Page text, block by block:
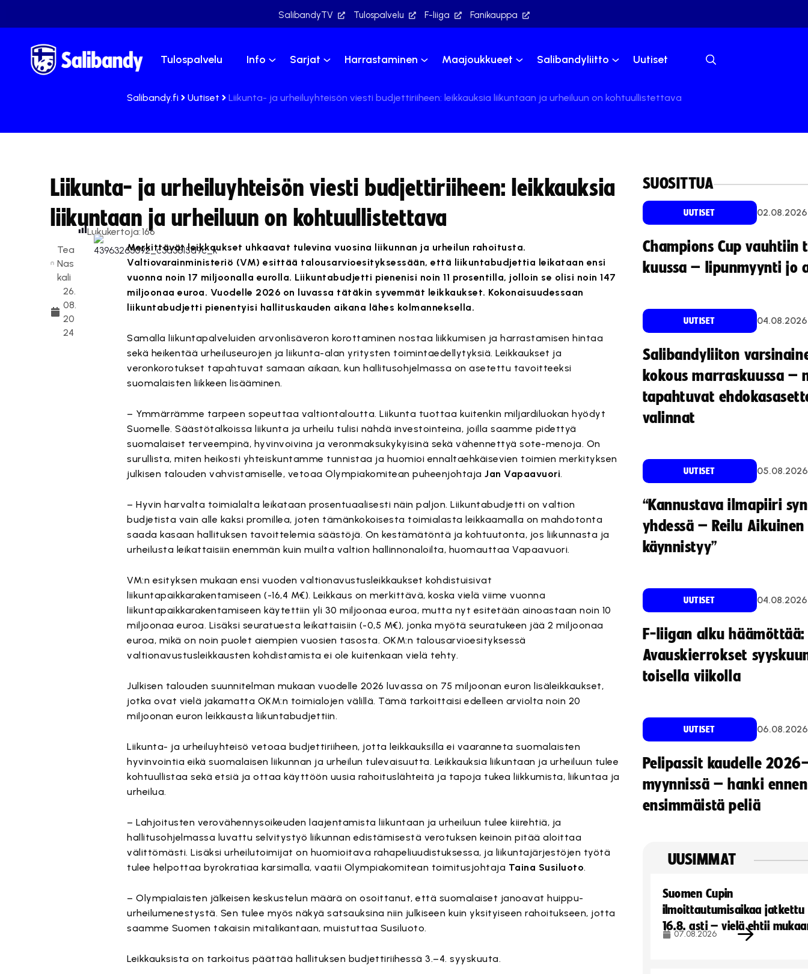
SalibandyTV Tulospalvelu F-liiga Fanikauppa
Tulospalvelu Info Sarjat Harrastaminen Maajoukkueet Salibandyliitto Uutiset
Salibandy.fi Uutiset Liikunta- ja urheiluyhteisön viesti budjettiriiheen: leikkauksia liikuntaan ja urheiluun on kohtuullistettava
Liikunta- ja urheiluyhteisön viesti budjettiriiheen: leikkauksia
liikuntaan ja urheiluun on kohtuullistettava
Tea
Nas
kali
26.
08.
20
24
Lukukertoja:166
Merkittävät leikkaukset uhkaavat tulevina vuosina liikunnan ja urheilun rahoitusta.
Valtiovarainministeriö (VM) esittää talousarvioesityksessään, että liikuntabudjettia leikataan ensi
vuonna noin 17 miljoonalla eurolla. Liikuntabudjetti pienenisi noin 11 prosentilla, jolloin se olisi noin 147
miljoonaa euroa. Vuodelle 2026 on luvassa tätäkin syvemmät leikkaukset. Kokonaisuudessaan
liikuntabudjetti pienentyisi hallituskauden aikana lähes kolmanneksella.
Samalla liikuntapalveluiden arvonlisäveron korottaminen nostaa liikkumisen ja harrastamisen hintaa
sekä heikentää urheiluseurojen ja liikunta-alan yritysten toimintaedellytyksiä. Leikkaukset ja
veronkorotukset tapahtuvat samaan aikaan, kun hallitusohjelmassa on asetettu tavoitteeksi
suomalaisten liikkeen lisääminen.
– Ymmärrämme tarpeen sopeuttaa valtiontaloutta. Liikunta tuottaa kuitenkin miljardiluokan hyödyt
Suomelle. Säästötalkoissa liikunta ja urheilu tulisi nähdä investointeina, joilla saamme pidettyä
suomalaiset terveempinä, hyvinvoivina ja veronmaksukykyisinä sekä vähennettyä sote-menoja. On
surullista, miten heikosti yhteiskuntamme tunnistaa ja huomioi ennaltaehkäisevien toimien merkityksen
julkisen talouden vahvistamiselle, vetoaa Olympiakomitean puheenjohtajaJan Vapaavuori.
– Hyvin harvalta toimialalta leikataan prosentuaalisesti näin paljon. Liikuntabudjetti on valtion
budjetista vain alle kaksi promillea, joten tämänkokoisesta toimialasta leikkaamalla on mahdotonta
saada kasaan hallituksen tavoittelemia säästöjä. On kestämätöntä ja kohtuutonta, jos liikunnasta ja
urheilusta leikattaisiin enemmän kuin muilta valtion hallinnonaloilta, huomauttaa Vapaavuori.
VM:n esityksen mukaan ensi vuoden valtionavustusleikkaukset kohdistuisivat
liikuntapaikkarakentamiseen (-16,4 M€). Leikkaus on merkittävä, koska vielä viime vuonna
liikuntapaikkarakentamiseen käytettiin yli 30 miljoonaa euroa, mutta nyt esitetään ainoastaan noin 10
miljoonaa euroa. Lisäksi seuratuesta leikattaisiin (-0,5 M€), jonka myötä seuratukeen jää 2 miljoonaa
euroa, mikä on noin puolet aiempien vuosien tasosta. OKM:n talousarvioesityksessä
valtionavustusleikkausten kohdistamista ei ole kuitenkaan vielä tehty.
Julkisen talouden suunnitelman mukaan vuodelle 2026 luvassa on 75 miljoonan euron lisäleikkaukset,
jotka ovat vielä jakamatta OKM:n toimialojen välillä. Tämä tarkoittaisi edelleen arviolta noin 20
miljoonan euron leikkausta liikuntabudjettiin.
Liikunta- ja urheiluyhteisö vetoaa budjettiriiheen, jotta leikkauksilla ei vaaranneta suomalaisten
hyvinvointia eikä suomalaisen liikunnan ja urheilun tulevaisuutta. Leikkauksia liikuntaan ja urheiluun tulee
kohtuullistaa sekä etsiä ja ottaa käyttöön uusia rahoituslähteitä ja tapoja tukea liikkumista, liikuntaa ja
urheilua.
– Lahjoitusten verovähennysoikeuden laajentamista liikuntaan ja urheiluun tulee kiirehtiä, ja
hallitusohjelmassa luvattu selvitystyö liikunnan edistämisestä verotuksen keinoin pitää aloittaa
välittömästi. Lisäksi urheilutoimijat on huomioitava rahapeliuudistuksessa, ja liikuntajärjestöjen työtä
tulee helpottaa byrokratiaa karsimalla, vaatii Olympiakomitean toimitusjohtaja Taina Susiluoto.
– Olympialaisten jälkeisen keskustelun määrä on osoittanut, että suomalaiset janoavat huippu-
urheilumenestystä. Sen tulee myös näkyä satsauksina niin julkiseen kuin yksityiseen rahoitukseen, jotta
saamme Suomen takaisin mitalikantaan, muistuttaa Susiluoto.
Leikkauksista on tarkoitus päättää hallituksen budjettiriihessä 3.–4. syyskuuta.
SUOSITTUA
UUTISET 02.08.2026
Champions Cup vauhtiin
kuussa – lipunmyynti jo
UUTISET 04.08.2026
Salibandyliiton
kokous marraskuussa –
tapahtuvat
valinnat
UUTISET 05.08.2026
“Kannustava ilmapiiri
yhdessä – Reilu
käynnistyy”
UUTISET 04.08.2026
F-liigan alku häämöttää:
Avauskierrokset
toisella viikolla
UUTISET 06.08.2026
Pelipassit kaudelle
myynnissä – hanki ennen
ensimmäistä peliä
UUSIMMAT
Suomen Cupin
ilmoittautumisaikaa jatkettu
16.8. asti – vielä ehtii
07.08.2026